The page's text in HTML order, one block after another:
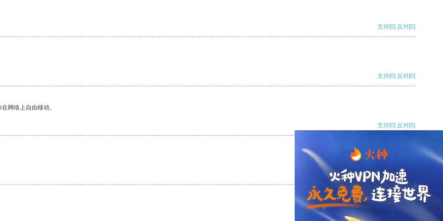
支持[0] 反对[0]
支持[0] 反对[0]
网络上自由移动。
支持[0] 反对[0]
支持[0] 反对